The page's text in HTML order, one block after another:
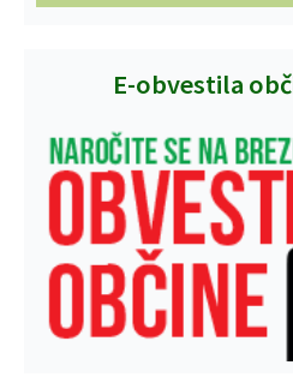
E-obvestila